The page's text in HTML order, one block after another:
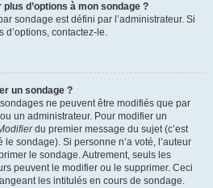
d’options à mon sondage ?
sondage est défini par l’administrateur. Si
d’options, contactez-le.
un sondage ?
ne peuvent être modifiés que par
un administrateur. Pour modifier un
du premier message du sujet (c’est
sondage). Si personne n’a voté, l’auteur
le sondage. Autrement, seuls les
peuvent le modifier ou le supprimer. Ceci
les intitulés en cours de sondage.